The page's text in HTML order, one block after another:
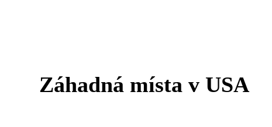
Záhadná místa v USA